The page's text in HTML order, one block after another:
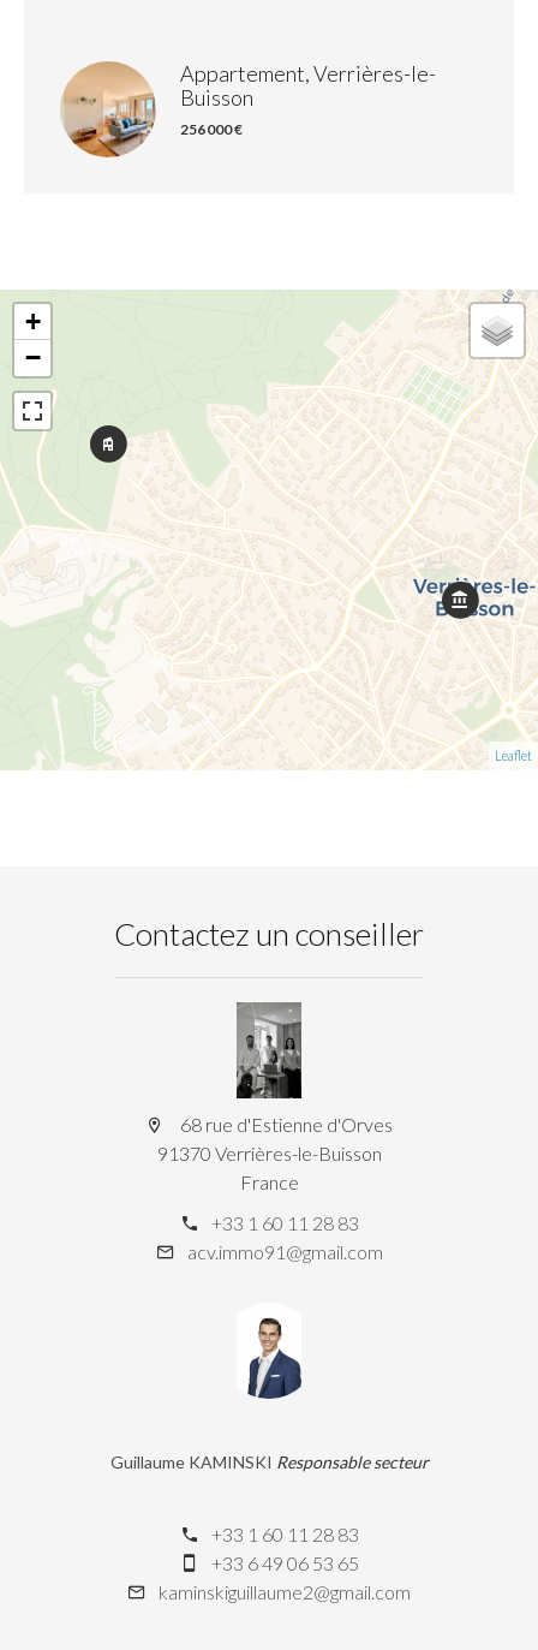
Appartement, Verrières-le-
Buisson
256 000 €
+
−
Leaflet
Contactez un conseiller
68 rue d'Estienne d'Orves
91370 Verrières-le-Buisson
France
+33 1 60 11 28 83
acv.immo91@gmail.com
Guillaume KAMINSKI Responsable secteur
+33 1 60 11 28 83
+33 6 49 06 53 65
kaminskiguillaume2@gmail.com